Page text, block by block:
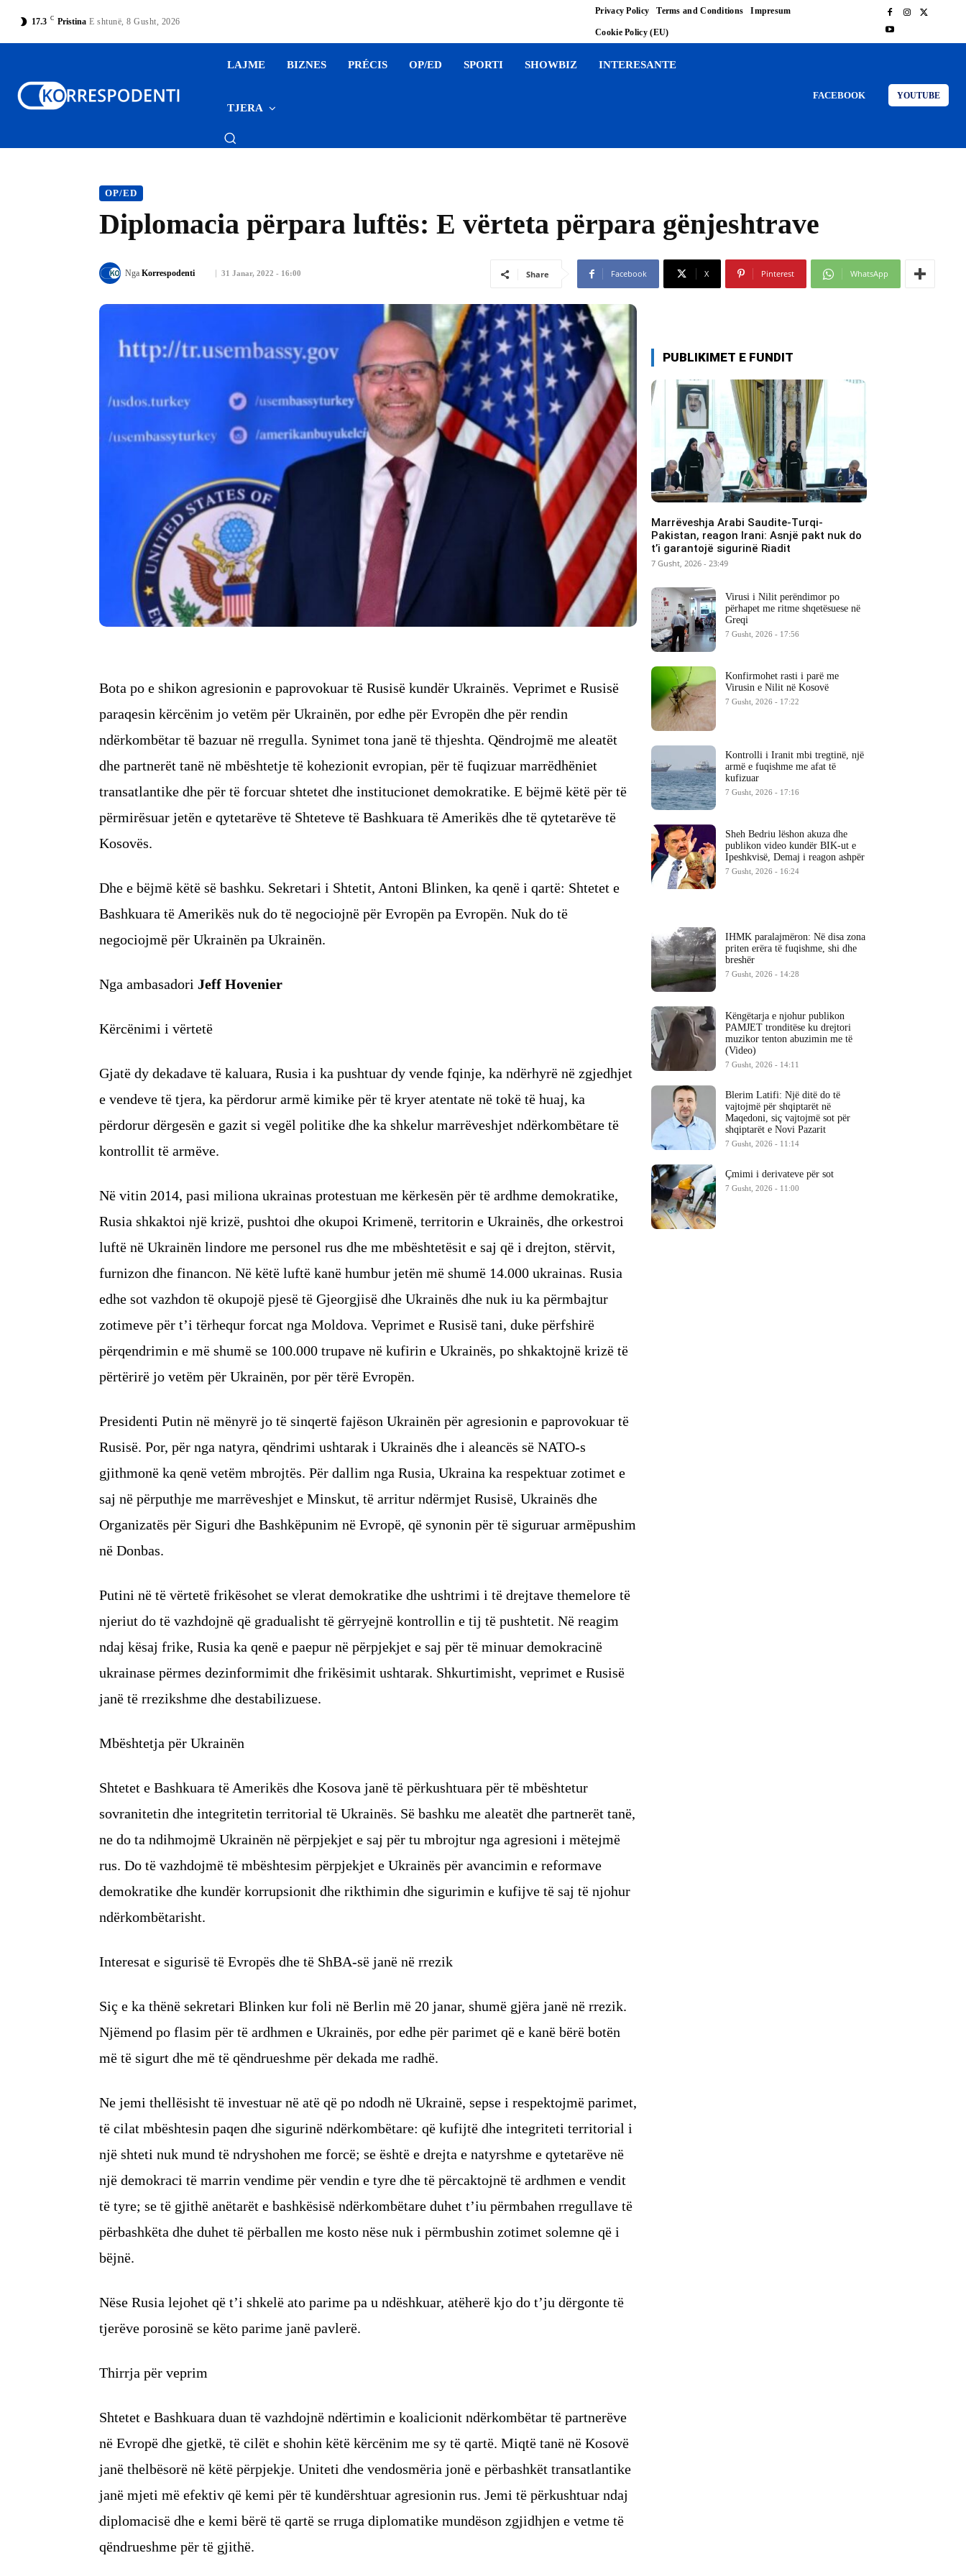
17.3 C Pristina E shtunë, 8 Gusht, 2026
Privacy Policy Terms and Conditions Impresum
Cookie Policy (EU)
LAJME BIZNES PRÉCIS OP/ED SPORTI SHOWBIZ INTERESANTE
TJERA
FACEBOOK YOUTUBE
OP/ED
Diplomacia përpara luftës: E vërteta përpara gënjeshtrave
31 Janar, 2022 - 16:00
Nga Korrespodenti Share Facebook X Pinterest WhatsApp
Bota po e shikon agresionin e paprovokuar të Rusisë kundër Ukrainës. Veprimet e Rusisë
paraqesin kërcënim jo vetëm për Ukrainën, por edhe për Evropën dhe për rendin
ndërkombëtar të bazuar në rregulla. Synimet tona janë të thjeshta. Qëndrojmë me aleatët
dhe partnerët tanë në mbështetje të kohezionit evropian, për të fuqizuar marrëdhëniet
transatlantike dhe për të forcuar shtetet dhe institucionet demokratike. E bëjmë këtë për të
përmirësuar jetën e qytetarëve të Shteteve të Bashkuara të Amerikës dhe të qytetarëve të
Kosovës.
Dhe e bëjmë këtë së bashku. Sekretari i Shtetit, Antoni Blinken, ka qenë i qartë: Shtetet e
Bashkuara të Amerikës nuk do të negociojnë për Evropën pa Evropën. Nuk do të
negociojmë për Ukrainën pa Ukrainën.
Nga ambasadori Jeff Hovenier
Kërcënimi i vërtetë
Gjatë dy dekadave të kaluara, Rusia i ka pushtuar dy vende fqinje, ka ndërhyrë në zgjedhjet
e vendeve të tjera, ka përdorur armë kimike për të kryer atentate në tokë të huaj, ka
përdorur dërgesën e gazit si vegël politike dhe ka shkelur marrëveshjet ndërkombëtare të
kontrollit të armëve.
Në vitin 2014, pasi miliona ukrainas protestuan me kërkesën për të ardhme demokratike,
Rusia shkaktoi një krizë, pushtoi dhe okupoi Krimenë, territorin e Ukrainës, dhe orkestroi
luftë në Ukrainën lindore me personel rus dhe me mbështetësit e saj që i drejton, stërvit,
furnizon dhe financon. Në këtë luftë kanë humbur jetën më shumë 14.000 ukrainas. Rusia
edhe sot vazhdon të okupojë pjesë të Gjeorgjisë dhe Ukrainës dhe nuk iu ka përmbajtur
zotimeve për t’i tërhequr forcat nga Moldova. Veprimet e Rusisë tani, duke përfshirë
përqendrimin e më shumë se 100.000 trupave në kufirin e Ukrainës, po shkaktojnë krizë të
përtërirë jo vetëm për Ukrainën, por për tërë Evropën.
Presidenti Putin në mënyrë jo të sinqertë fajëson Ukrainën për agresionin e paprovokuar të
Rusisë. Por, për nga natyra, qëndrimi ushtarak i Ukrainës dhe i aleancës së NATO-s
gjithmonë ka qenë vetëm mbrojtës. Për dallim nga Rusia, Ukraina ka respektuar zotimet e
saj në përputhje me marrëveshjet e Minskut, të arritur ndërmjet Rusisë, Ukrainës dhe
Organizatës për Siguri dhe Bashkëpunim në Evropë, që synonin për të siguruar armëpushim
në Donbas.
Putini në të vërtetë frikësohet se vlerat demokratike dhe ushtrimi i të drejtave themelore të
njeriut do të vazhdojnë që gradualisht të gërryejnë kontrollin e tij të pushtetit. Në reagim
ndaj kësaj frike, Rusia ka qenë e paepur në përpjekjet e saj për të minuar demokracinë
ukrainase përmes dezinformimit dhe frikësimit ushtarak. Shkurtimisht, veprimet e Rusisë
janë të rrezikshme dhe destabilizuese.
Mbështetja për Ukrainën
Shtetet e Bashkuara të Amerikës dhe Kosova janë të përkushtuara për të mbështetur
sovranitetin dhe integritetin territorial të Ukrainës. Së bashku me aleatët dhe partnerët tanë,
ne do ta ndihmojmë Ukrainën në përpjekjet e saj për tu mbrojtur nga agresioni i mëtejmë
rus. Do të vazhdojmë të mbështesim përpjekjet e Ukrainës për avancimin e reformave
demokratike dhe kundër korrupsionit dhe rikthimin dhe sigurimin e kufijve të saj të njohur
ndërkombëtarisht.
Interesat e sigurisë të Evropës dhe të ShBA-së janë në rrezik
Siç e ka thënë sekretari Blinken kur foli në Berlin më 20 janar, shumë gjëra janë në rrezik.
Njëmend po flasim për të ardhmen e Ukrainës, por edhe për parimet që e kanë bërë botën
më të sigurt dhe më të qëndrueshme për dekada me radhë.
Ne jemi thellësisht të investuar në atë që po ndodh në Ukrainë, sepse i respektojmë parimet,
të cilat mbështesin paqen dhe sigurinë ndërkombëtare: që kufijtë dhe integriteti territorial i
një shteti nuk mund të ndryshohen me forcë; se është e drejta e natyrshme e qytetarëve në
një demokraci të marrin vendime për vendin e tyre dhe të përcaktojnë të ardhmen e vendit
të tyre; se të gjithë anëtarët e bashkësisë ndërkombëtare duhet t’iu përmbahen rregullave të
përbashkëta dhe duhet të përballen me kosto nëse nuk i përmbushin zotimet solemne që i
bëjnë.
Nëse Rusia lejohet që t’i shkelë ato parime pa u ndëshkuar, atëherë kjo do t’ju dërgonte të
tjerëve porosinë se këto parime janë pavlerë.
Thirrja për veprim
Shtetet e Bashkuara duan të vazhdojnë ndërtimin e koalicionit ndërkombëtar të partnerëve
në Evropë dhe gjetkë, të cilët e shohin këtë kërcënim me sy të qartë. Miqtë tanë në Kosovë
janë thelbësorë në këtë përpjekje. Uniteti dhe vendosmëria jonë e përbashkët transatlantike
janë mjeti më efektiv që kemi për të kundërshtuar agresionin rus. Jemi të përkushtuar ndaj
diplomacisë dhe e kemi bërë të qartë se rruga diplomatike mundëson zgjidhjen e vetme të
qëndrueshme për të gjithë.
PUBLIKIMET E FUNDIT
Marrëveshja Arabi Saudite-Turqi-
Pakistan, reagon Irani: Asnjë pakt nuk do
t’i garantojë sigurinë Riadit
7 Gusht, 2026 - 23:49
Virusi i Nilit perëndimor po
përhapet me ritme shqetësuese në
Greqi
7 Gusht, 2026 - 17:56
Konfirmohet rasti i parë me
Virusin e Nilit në Kosovë
7 Gusht, 2026 - 17:22
Kontrolli i Iranit mbi tregtinë, një
armë e fuqishme me afat të
kufizuar
7 Gusht, 2026 - 17:16
Sheh Bedriu lëshon akuza dhe
publikon video kundër BIK-ut e
Ipeshkvisë, Demaj i reagon ashpër
7 Gusht, 2026 - 16:24
IHMK paralajmëron: Në disa zona
priten erëra të fuqishme, shi dhe
breshër
7 Gusht, 2026 - 14:28
Këngëtarja e njohur publikon
PAMJET tronditëse ku drejtori
muzikor tenton abuzimin me të
(Video)
7 Gusht, 2026 - 14:11
Blerim Latifi: Një ditë do të
vajtojmë për shqiptarët në
Maqedoni, siç vajtojmë sot për
shqiptarët e Novi Pazarit
7 Gusht, 2026 - 11:14
Çmimi i derivateve për sot
7 Gusht, 2026 - 11:00